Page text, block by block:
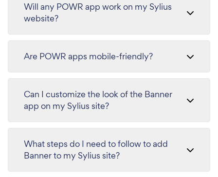
Will any POWR app work on my Sylius
website?
Are POWR apps mobile-friendly?
Can I customize the look of the Banner
app on my Sylius site?
What steps do I need to follow to add
Banner to my Sylius site?